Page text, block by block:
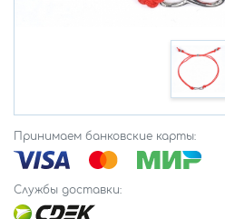
Принимаем банковские карты:
Службы доставки: